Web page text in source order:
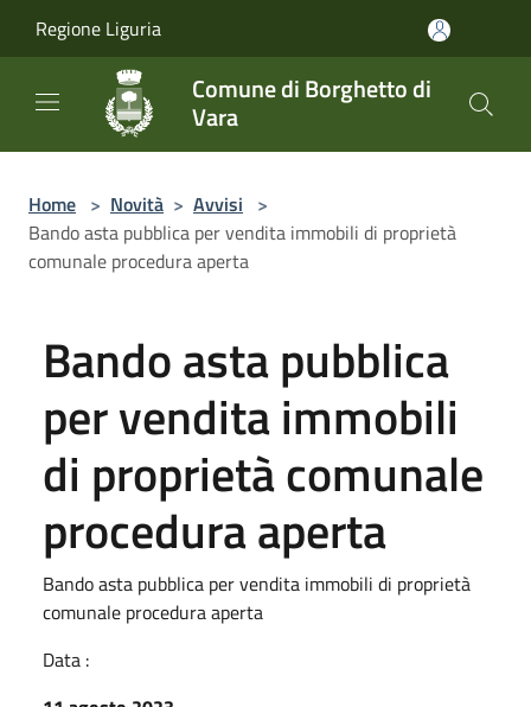
Regione Liguria
Comune di Borghetto di
Vara
Home > Novità > Avvisi >
Bando asta pubblica per vendita immobili di proprietà
comunale procedura aperta
Bando asta pubblica
per vendita immobili
di proprietà comunale
procedura aperta
Bando asta pubblica per vendita immobili di proprietà
comunale procedura aperta
Data :